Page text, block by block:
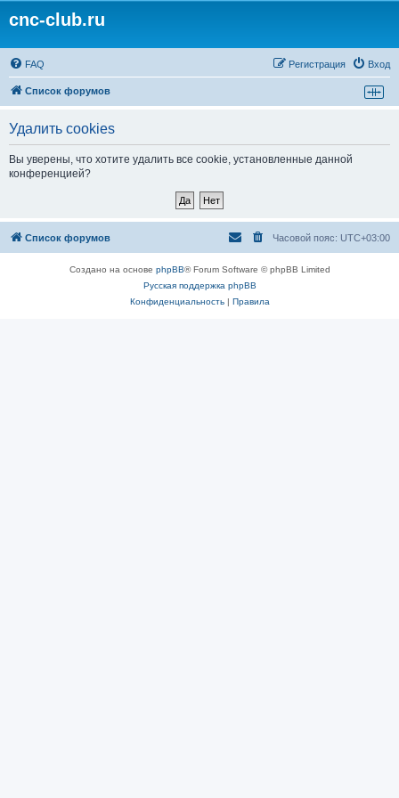
cnc-club.ru
FAQ Вход
Регистрация
Список форумов
Удалить cookies
Вы уверены, что хотите удалить все cookie, установленные данной
конференцией?
Список форумов Часовой пояс: UTC+03:00
Создано на основе phpBB® Forum Software © phpBB Limited
Русская поддержка phpBB
Конфиденциальность| Правила